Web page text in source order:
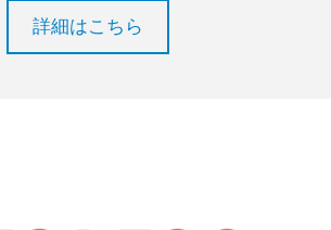
詳細はこちら